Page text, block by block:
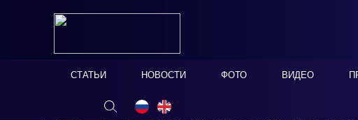
СТАТЬИ НОВОСТИ ФОТО ВИДЕО